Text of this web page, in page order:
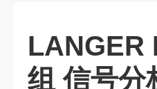
LANGER
组 信号分